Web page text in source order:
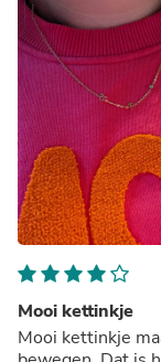
Mooi kettinkje
Mooi kettinkje